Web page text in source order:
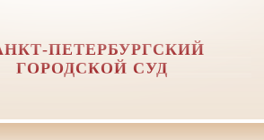
ПЕТЕРБУРГСКИЙ
ГОРОДСКОЙ СУД